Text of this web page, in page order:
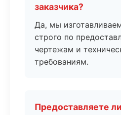
заказчика?
Да, мы
строго по
чертежам и
требованиям.
Предоставляете